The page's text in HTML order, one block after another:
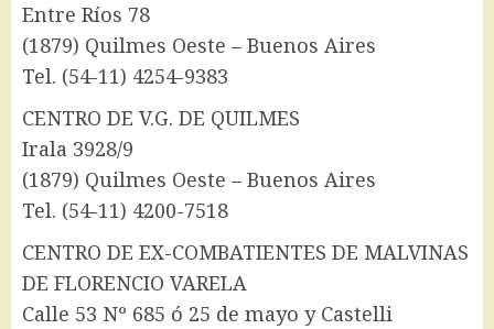
Entre Ríos 78
(1879) Quilmes Oeste – Buenos Aires
Tel. (54-11) 4254-9383
CENTRO DE V.G. DE QUILMES
Irala 3928/9
(1879) Quilmes Oeste – Buenos Aires
Tel. (54-11) 4200-7518
CENTRO DE EX-COMBATIENTES DE MALVINAS
DE FLORENCIO VARELA
Calle 53 Nº 685 ó 25 de mayo y Castelli